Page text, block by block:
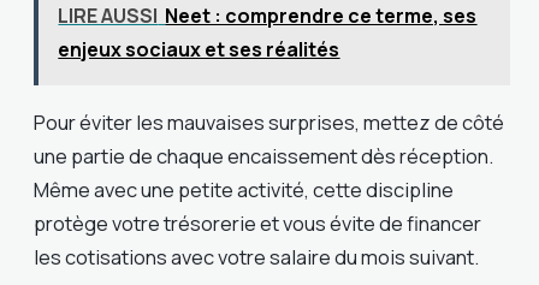
LIRE AUSSI Neet : comprendre ce terme, ses
enjeux sociaux et ses réalités
Pour éviter les mauvaises surprises, mettez de côté
une partie de chaque encaissement dès réception.
Même avec une petite activité, cette discipline
protège votre trésorerie et vous évite de financer
les cotisations avec votre salaire du mois suivant.